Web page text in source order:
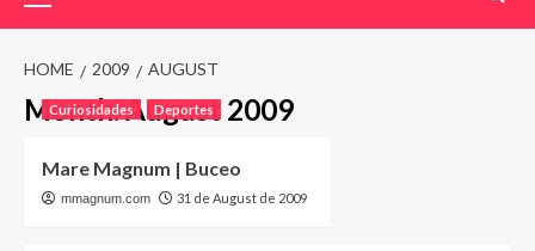
HOME 2009 AUGUST
Month:August 2009
Curiosidades Deportes
Mare Magnum | Buceo
mmagnum.com 31 de August de 2009